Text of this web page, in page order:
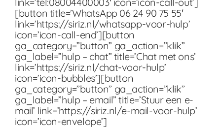
[button title=’WhatsApp 06 24 90 75 55′
link=’https://siriz.nl/whatsapp-voor-hulp’
icon=’icon-call-end’][button
ga_category=”button” ga_action=”klik”
ga_label=”hulp – chat” title=’Chat met ons’
link=’https://siriz.nl/chat-voor-hulp’
icon=’icon-bubbles’][button
ga_category=”button” ga_action=”klik”
ga_label=”hulp – email” title=’Stuur een e-
mail’ link=’https://siriz.nl/e-mail-voor-hulp’
icon=’icon-envelope’]